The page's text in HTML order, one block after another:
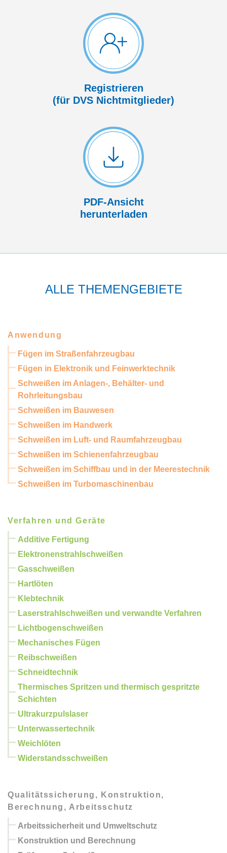
Registrieren
(für DVS Nicht­mitglieder)
PDF-Ansicht
herunterladen
ALLE THEMENGEBIETE
Anwendung
Fügen im Straßenfahrzeugbau
Fügen in Elektronik und Feinwerktechnik
Schweißen im Anlagen-, Behälter- und
Rohrleitungsbau
Schweißen im Bauwesen
Schweißen im Handwerk
Schweißen im Luft- und Raumfahrzeugbau
Schweißen im Schienenfahrzeugbau
Schweißen im Schiffbau und in der Meerestechnik
Schweißen im Turbomaschinenbau
Verfahren und Geräte
Additive Fertigung
Elektronenstrahlschweißen
Gasschweißen
Hartlöten
Klebtechnik
Laserstrahlschweißen und verwandte Verfahren
Lichtbogenschweißen
Mechanisches Fügen
Reibschweißen
Schneidtechnik
Thermisches Spritzen und thermisch gespritzte
Schichten
Ultrakurzpulslaser
Unterwassertechnik
Weichlöten
Widerstandsschweißen
Qualitätssicherung, Konstruktion,
Berechnung, Arbeitsschutz
Arbeitssicherheit und Umweltschutz
Konstruktion und Berechnung